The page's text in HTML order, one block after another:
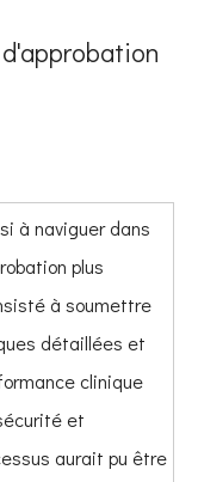
à naviguer dans
plus
à soumettre
détaillées et
clinique
et
aurait pu être